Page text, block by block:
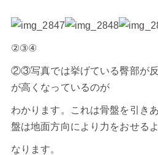
②③④
②③写真では挙げている臀部が
が高くなっているのが
わかります。これは骨盤を引き
盤は地面方向により力をおせる
なります。